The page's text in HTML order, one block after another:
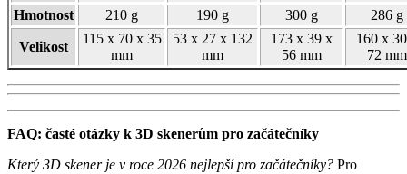
Hmotnost 210 g 190 g 300 g 286 g
Velikost
115 x 70 x 35
mm
53 x 27 x 132
mm
173 x 39 x
56 mm
160 x
72 mm
FAQ: časté otázky k 3D skenerům pro začátečníky
Který 3D skener je v roce 2026 nejlepší pro začátečníky? Pro